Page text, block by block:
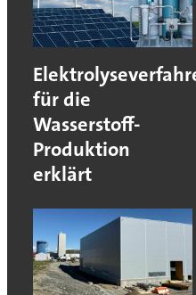
für die
Wasserstoff-
Produktion
erklärt